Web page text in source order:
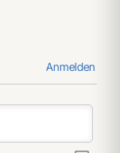
Anmelden